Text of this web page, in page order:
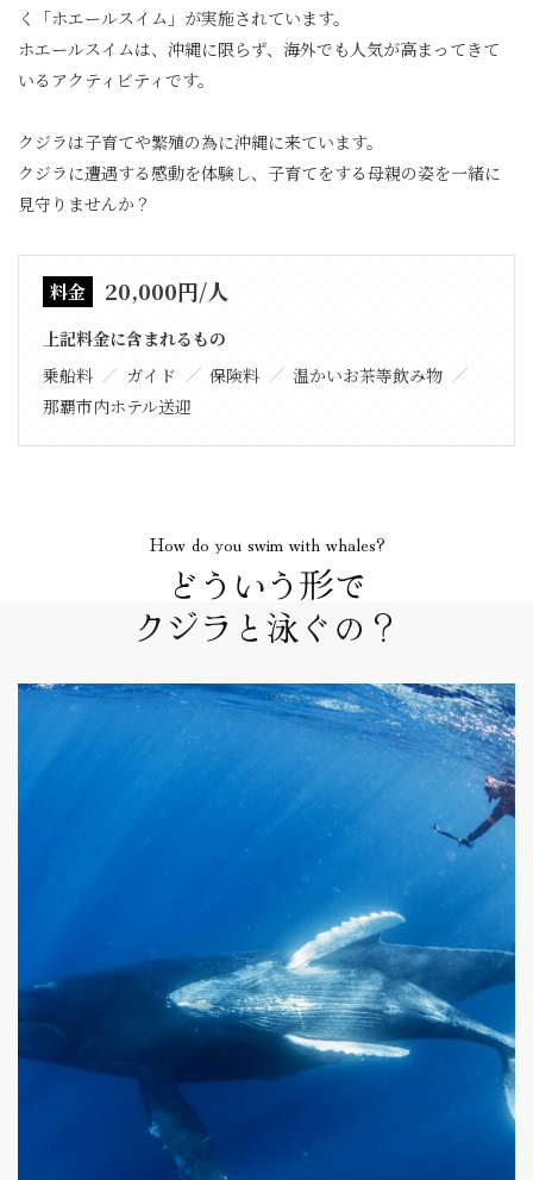
く「ホエールスイム」が実施されています。
ホエールスイムは、沖縄に限らず、海外でも人気が高まってきて
いるアクティビティです。
クジラは子育てや繁殖の為に沖縄に来ています。
クジラに遭遇する感動を体験し、子育てをする母親の姿を一緒に
見守りませんか？
料金 20,000円/人
上記料金に含まれるもの
乗船料
ガイド 保険料
温かいお茶等飲み物
那覇市内ホテル送迎
How do you swim with whales?
どういう形で
クジラと泳ぐの？